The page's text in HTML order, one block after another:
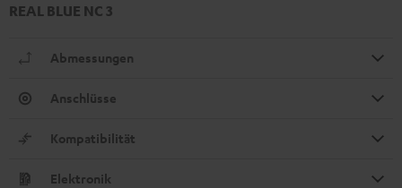
REAL BLUE NC 3
Abmessungen
Anschlüsse
Kompatibilität
Elektronik